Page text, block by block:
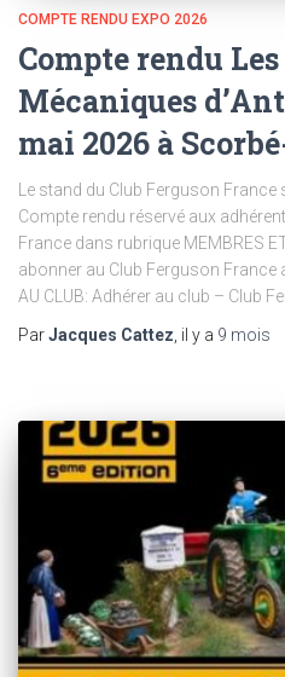
COMPTE RENDU EXPO 2026
Compte rendu
Mécaniques
mai 2026 à
Le stand du Club Ferguson
Compte rendu réservé aux
France dans rubrique MEMBRES
abonner au Club Ferguson France
AU CLUB: Adhérer au club – Club
ParJacques Cattez , il y a 9 mois